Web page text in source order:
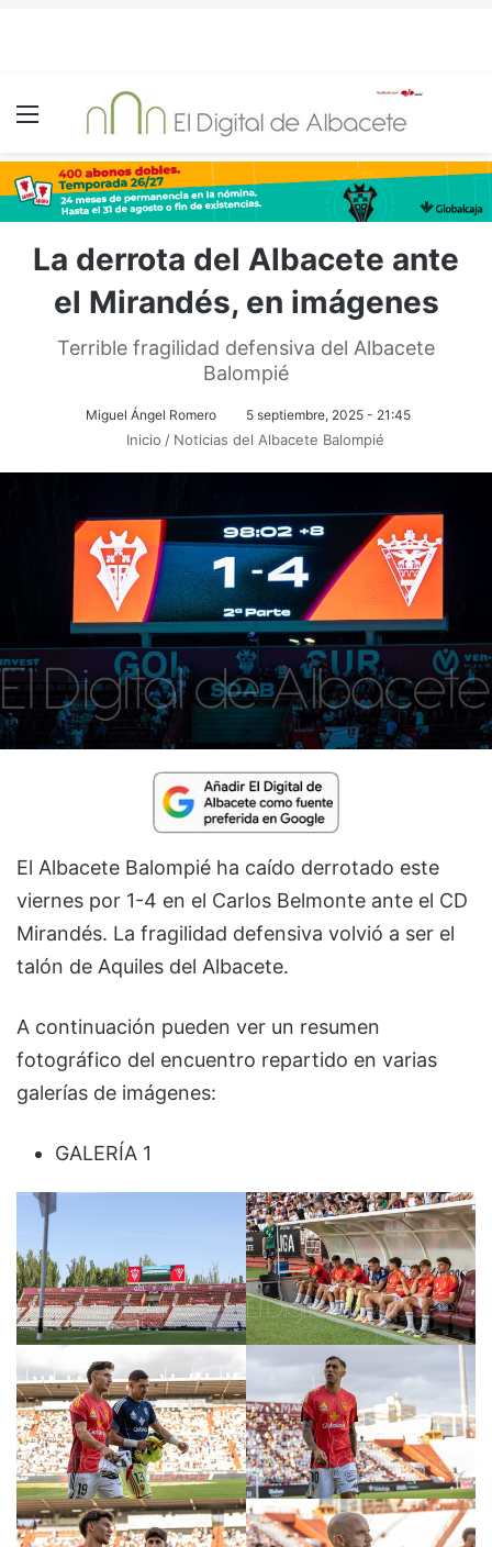
Menú
La derrota del Albacete ante
el Mirandés, en imágenes
Terrible fragilidad defensiva del Albacete
Balompié
Miguel Ángel Romero 5 septiembre, 2025 - 21:45
Inicio / Noticias del Albacete Balompié
El Albacete Balompié ha caído derrotado este
viernes por 1-4 en el Carlos Belmonte ante el CD
Mirandés. La fragilidad defensiva volvió a ser el
talón de Aquiles del Albacete.
A continuación pueden ver un resumen
fotográfico del encuentro repartido en varias
galerías de imágenes:
GALERÍA 1